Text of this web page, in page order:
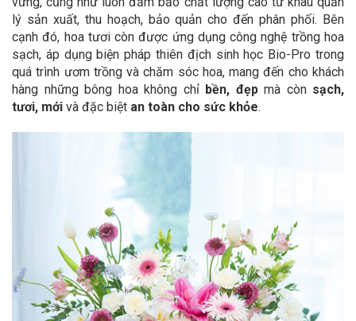
lý sản xuất, thu hoạch, bảo quản cho đến phân phối. Bên
cạnh đó, hoa tươi còn được ứng dụng công nghệ trồng hoa
sạch, áp dụng biện pháp thiên địch sinh học Bio-Pro trong
quá trình ươm trồng và chăm sóc hoa, mang đến cho khách
hàng những bông hoa không chỉ bền, đẹpmà còn sạch,
tươi, mới và đặc biệt an toàn cho sức khỏe.